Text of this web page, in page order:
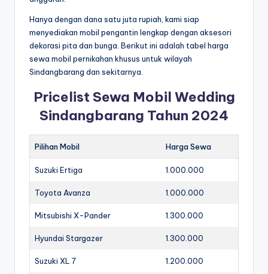
Hanya dengan dana satu juta rupiah, kami siap
menyediakan mobil pengantin lengkap dengan aksesori
dekorasi pita dan bunga. Berikut ini adalah tabel harga
sewa mobil pernikahan khusus untuk wilayah
Sindangbarang dan sekitarnya.
Pricelist Sewa Mobil Wedding
Sindangbarang Tahun 2024
Pilihan Mobil Harga Sewa
Suzuki Ertiga 1.000.000
Toyota Avanza 1.000.000
Mitsubishi X-Pander 1.300.000
Hyundai Stargazer 1.300.000
Suzuki XL 7 1.200.000